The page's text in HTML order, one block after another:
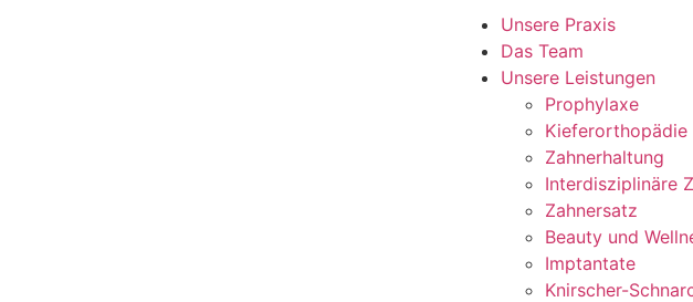
Unsere Praxis
Das Team
Unsere Leistungen
Prophylaxe
Kieferorthopädie
Zahnerhaltung
Interdisziplinäre
Zahnersatz
Beauty und
Imptantate
Knirscher-